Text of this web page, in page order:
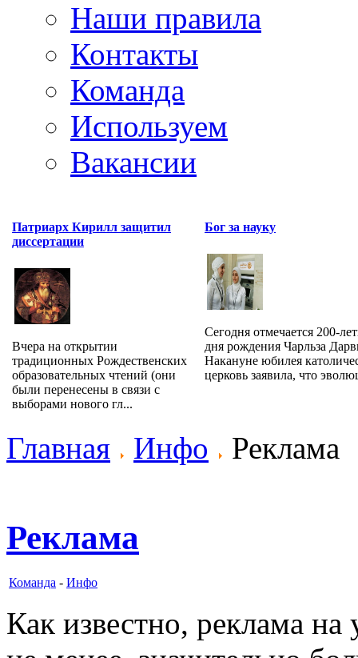
Наши правила
Контакты
Команда
Используем
Вакансии
Патриарх Кирилл защитил
диссертации
Вчера на открытии
традиционных Рождественских
образовательных чтений (они
были перенесены в связи с
выборами нового гл...
Бог за науку
Сегодня отмечается 200-
дня рождения Чарльза
Накануне юбилея
церковь заявила, что
Главная Инфо Реклама
Реклама
Команда - Инфо
Как известно, реклама